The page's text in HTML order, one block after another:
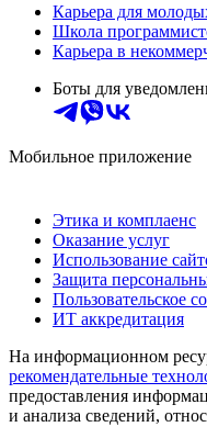
Карьера для
Школа
Карьера в
Боты для
Мобильное приложение
Этика и комплаенс
Оказание услуг
Использование
Защита
Пользовательское
ИТ аккредитация
На информационном
рекомендательные
предоставления
и анализа сведений,